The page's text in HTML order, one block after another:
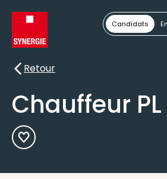
Candidats
Retour
Retour
Chauffeur
Ajouter aux Favoris